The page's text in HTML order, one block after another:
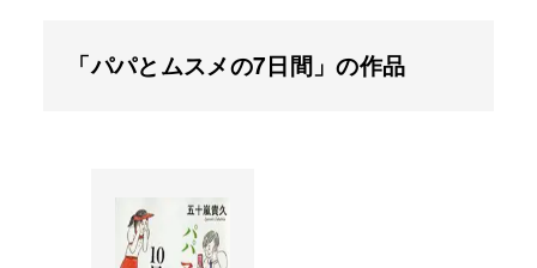
「パパとムスメの7日間」の作品